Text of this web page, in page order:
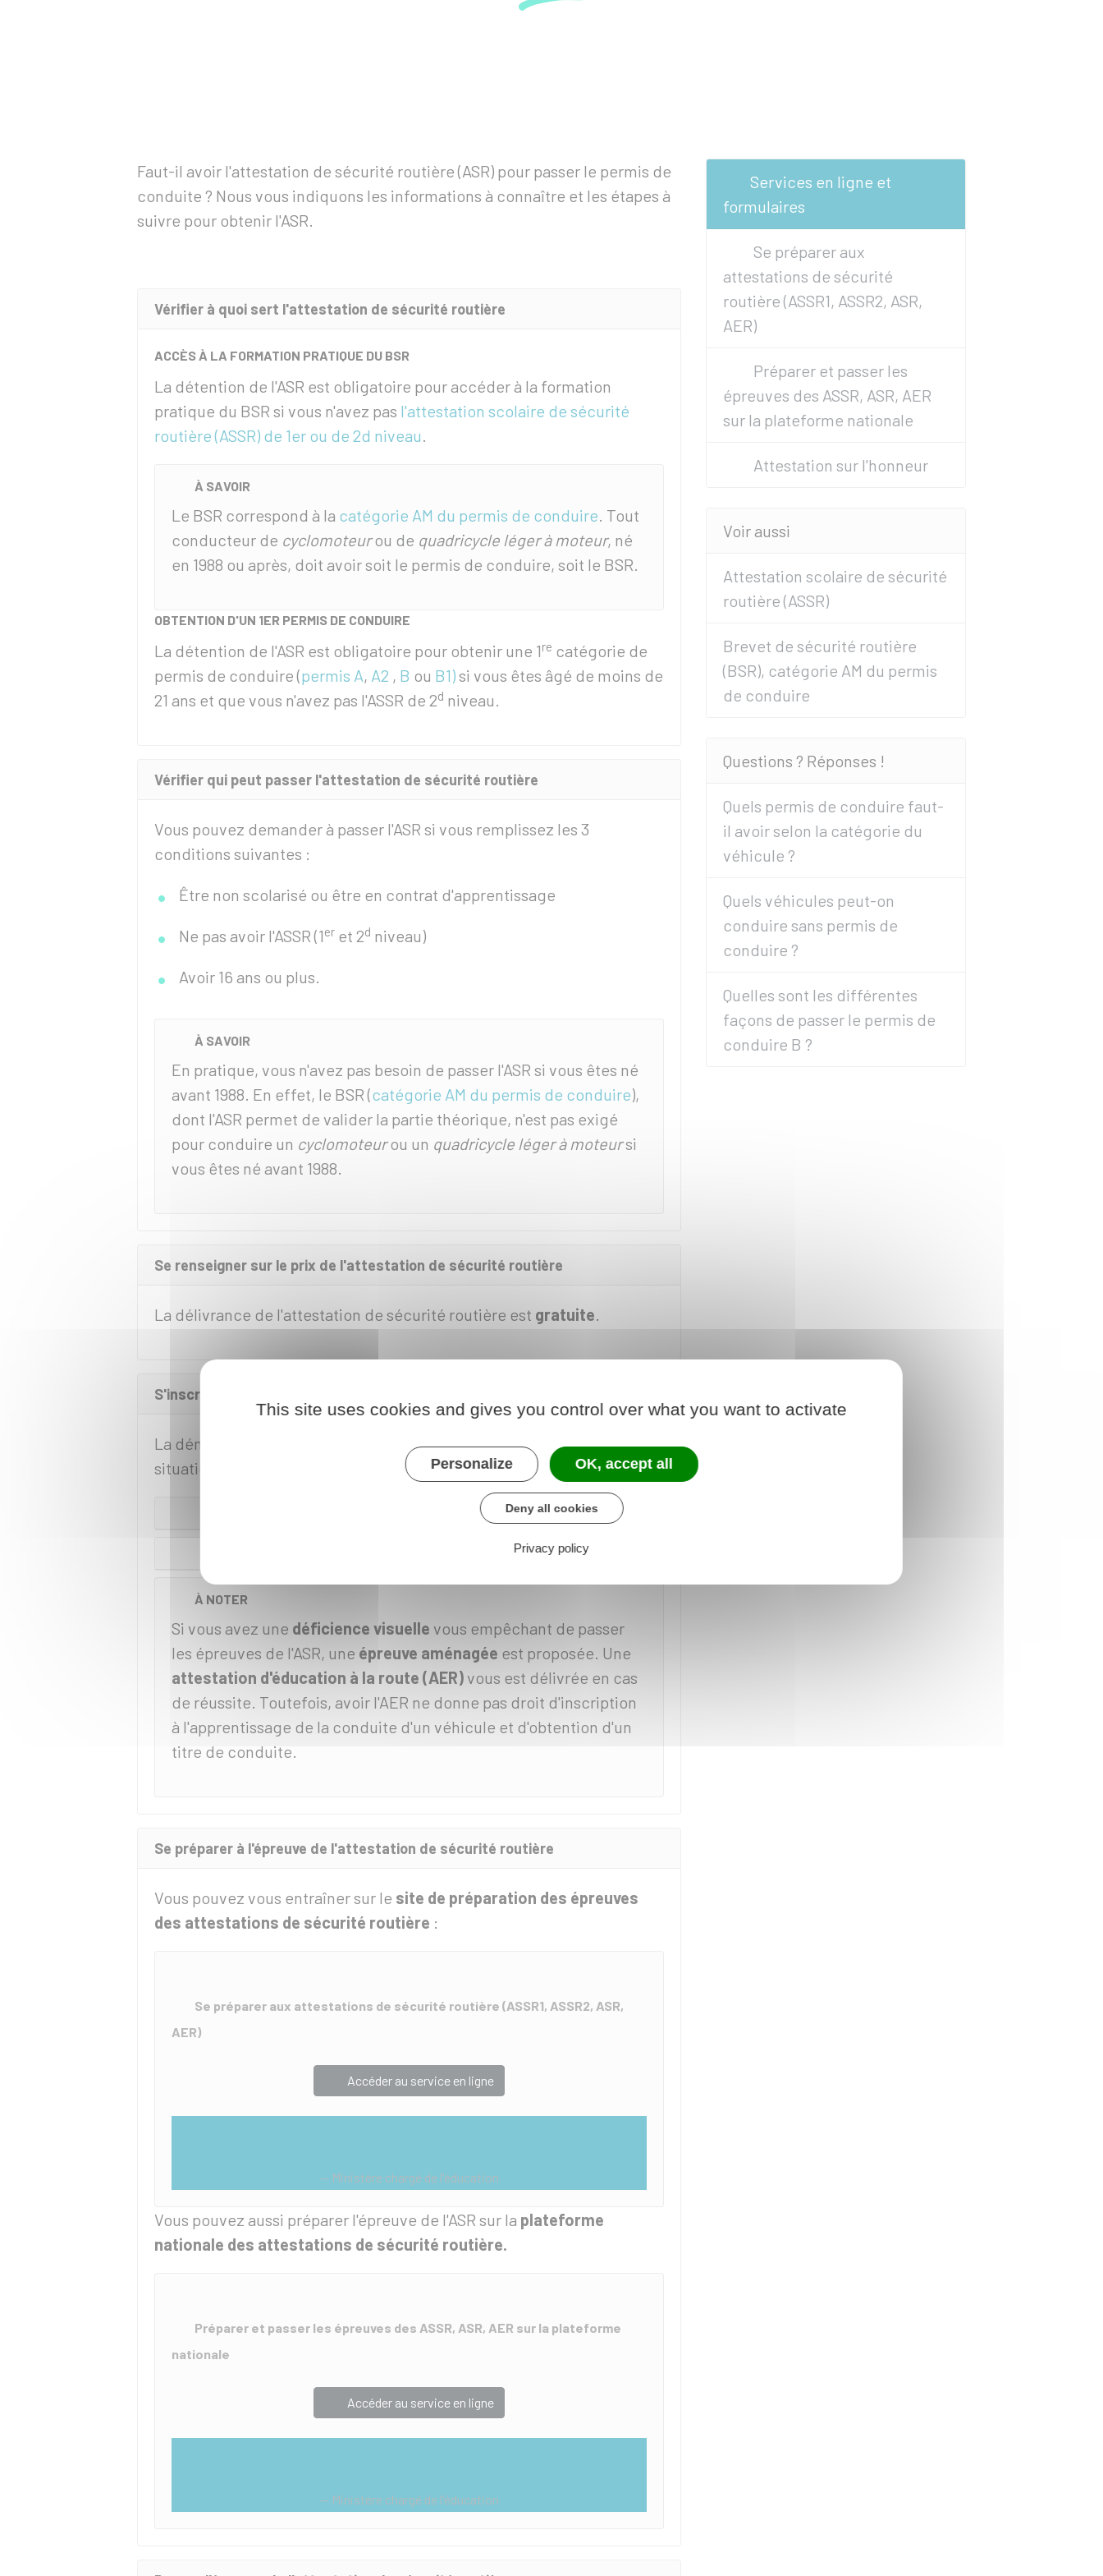
Faut-il avoir l'attestation de sécurité routière (ASR) pour passer le permis de
conduite ? Nous vous indiquons les informations à connaître et les étapes à
suivre pour obtenir l'ASR.
Vérifier à quoi sert l'attestation de sécurité routière
ACCÈS À LA FORMATION PRATIQUE DU BSR
La détention de l'ASR est obligatoire pour accéder à la formation
pratique du BSR si vous n'avez pas l'attestation scolaire de sécurité
routière (ASSR) de 1er ou de 2d niveau.
À SAVOIR
Le BSR correspond à la catégorie AM du permis de conduire. Tout
conducteur de cyclomoteurou de quadricycle léger à moteur, né
en 1988 ou après, doit avoir soit le permis de conduire, soit le BSR.
OBTENTION D'UN 1ER PERMIS DE CONDUIRE
La détention de l'ASR est obligatoire pour obtenir une 1re catégorie de
permis de conduire (permis A, A2 , B ou B1)si vous êtes âgé de moins de
21 ans et que vous n'avez pas l'ASSR de 2d niveau.
Vérifier qui peut passer l'attestation de sécurité routière
Vous pouvez demander à passer l'ASR si vous remplissez les 3
conditions suivantes :
Être non scolarisé ou être en contrat d'apprentissage
Ne pas avoir l'ASSR(1er et 2d niveau)
Avoir 16 ans ou plus.
À SAVOIR
En pratique, vous n'avez pas besoin de passer l'ASR si vous êtes né
avant 1988. En effet, le BSR(catégorie AM du permis de conduire),
dont l'ASR permet de valider la partie théorique, n'est pas exigé
pour conduire un cyclomoteurou un quadricycle léger à moteursi
vous êtes né avant 1988.
Se renseigner sur le prix de l'attestation de sécurité routière
La délivrance de l'attestation de sécurité routière est gratuite.
S'inscrire à l'épreuve de l'attestation de sécurité routière
La démarche varie selon que vous êtes apprenti ou dans une autre
situation.
À NOTER
Si vous avez une déficience visuelle vous empêchant de passer
les épreuves de l'ASR, une épreuve aménagée est proposée. Une
attestation d'éducation à la route (AER)vous est délivrée en cas
de réussite. Toutefois, avoir l'AER ne donne pas droit d'inscription
à l'apprentissage de la conduite d'un véhicule et d'obtention d'un
titre de conduite.
Se préparer à l'épreuve de l'attestation de sécurité routière
Vous pouvez vous entraîner sur le site de préparation des épreuves
des attestations de sécurité routière :
Se préparer aux attestations de sécurité routière (ASSR1, ASSR2, ASR,
AER)
Accéder au service en ligne
Ministère chargé de l'éducation
Vous pouvez aussi préparer l'épreuve de l'ASR sur la plateforme
nationale des attestations de sécurité routière.
Préparer et passer les épreuves des ASSR, ASR, AER sur la plateforme
nationale
Accéder au service en ligne
Ministère chargé de l'éducation
Services en ligne et
formulaires
Se préparer aux
attestations de sécurité
routière (ASSR1, ASSR2, ASR,
AER)
Préparer et passer les
épreuves des ASSR, ASR, AER
sur la plateforme nationale
Attestation sur l'honneur
Voir aussi
Attestation scolaire de sécurité
routière (ASSR)
Brevet de sécurité routière
(BSR), catégorie AM du permis
de conduire
Questions ? Réponses !
Quels permis de conduire faut-
il avoir selon la catégorie du
véhicule ?
Quels véhicules peut-on
conduire sans permis de
conduire ?
Quelles sont les différentes
façons de passer le permis de
conduire B ?
This site uses cookies and gives you control over what you want to activate
Personalize OK, accept all
Deny all cookies
Privacy policy